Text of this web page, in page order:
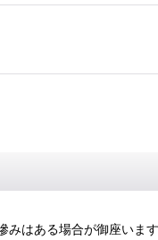
はある場合が御座いま